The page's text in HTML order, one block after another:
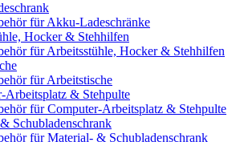
für Akku-Ladeschränke
Hocker & Stehhilfen
für Arbeitsstühle, Hocker & Stehhilfen
für Arbeitstische
Arbeitsplatz & Stehpulte
für Computer-Arbeitsplatz & Stehpulte
Schubladenschrank
für Material- & Schubladenschrank